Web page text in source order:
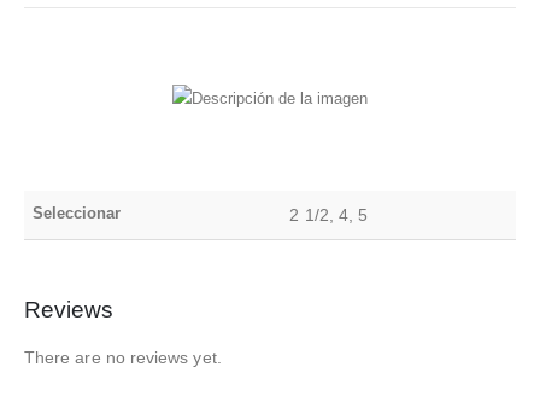
Seleccionar 2 1/2, 4, 5
Reviews
There are no reviews yet.